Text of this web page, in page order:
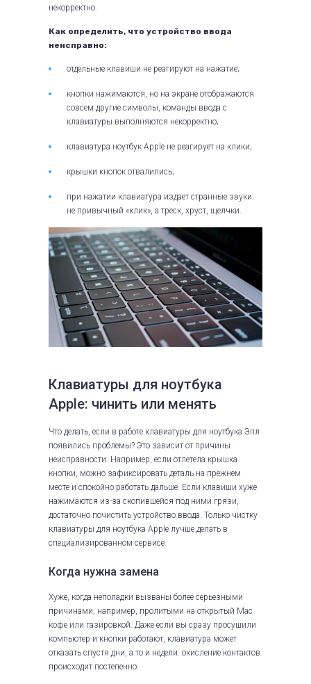
некорректно.
Как определить, что устройство ввода
неисправно:
отдельные клавиши не реагируют на нажатие;
кнопки нажимаются, но на экране отображаются
совсем другие символы, команды ввода с
клавиатуры выполняются некорректно;
клавиатура ноутбук Apple не реагирует на клики;
крышки кнопок отвалились;
при нажатии клавиатура издает странные звуки:
не привычный «клик», а треск, хруст, щелчки.
Клавиатуры для ноутбука
Apple: чинить или менять
Что делать, если в работе клавиатуры для ноутбука Эпл
появились проблемы? Это зависит от причины
неисправности. Например, если отлетела крышка
кнопки, можно зафиксировать деталь на прежнем
месте и спокойно работать дальше. Если клавиши хуже
нажимаются из-за скопившейся под ними грязи,
достаточно почистить устройство ввода. Только чистку
клавиатуры для ноутбука Apple лучше делать в
специализированном сервисе.
Когда нужна замена
Хуже, когда неполадки вызваны более серьезными
причинами, например, пролитыми на открытый Mac
кофе или газировкой. Даже если вы сразу просушили
компьютер и кнопки работают, клавиатура может
отказать спустя дни, а то и недели: окисление контактов
происходит постепенно.